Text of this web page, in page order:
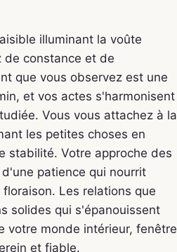
illuminant la voûte
de constance et de
que vous observez est une
et vos actes s'harmonisent
Vous vous attachez à la
les petites choses en
stabilité. Votre approche des
patience qui nourrit
Les relations que
solides qui s'épanouissent
votre monde intérieur, fenêtre
et fiable.